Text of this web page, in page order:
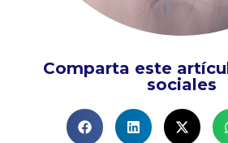
Comparta este
sociales